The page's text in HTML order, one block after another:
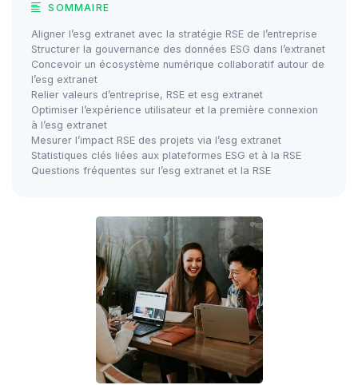
SOMMAIRE
Aligner l’esg extranet avec la stratégie RSE de l’entreprise
Structurer la gouvernance des données ESG dans l’extranet
Concevoir un écosystème numérique collaboratif autour de
l’esg extranet
Relier valeurs d’entreprise, RSE et esg extranet
Optimiser l’expérience utilisateur et la première connexion
à l’esg extranet
Mesurer l’impact RSE des projets via l’esg extranet
Statistiques clés liées aux plateformes ESG et à la RSE
Questions fréquentes sur l’esg extranet et la RSE